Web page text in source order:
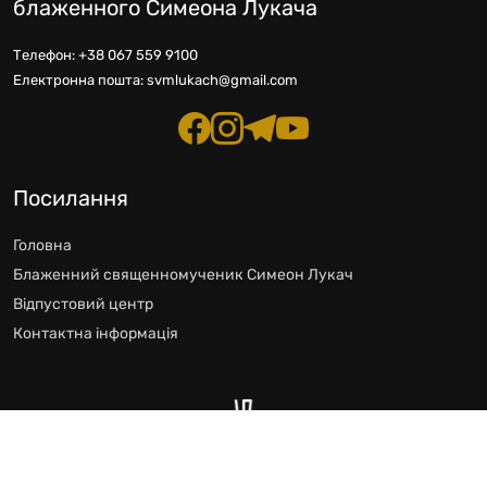
блаженного Симеона Лукача
Телефон: +38 067 559 9100
Електронна пошта: svmlukach@gmail.com
Посилання
Головна
Блаженний священномученик Симеон Лукач
Відпустовий центр
Контактна інформація